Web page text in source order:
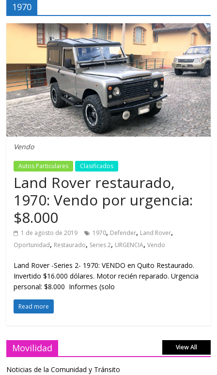
1970
Vendo
Autos Particulares Clasificados
Land Rover restaurado,
1970: Vendo por urgencia:
$8.000
1 de agosto de 2019 1970, Defender, Land Rover,
Oportunidad, Restaurado, Series 2, URGENCIA,Vendo
Land Rover -Series 2- 1970: VENDO en Quito Restaurado.
Invertido $16.000 dólares. Motor recién reparado. Urgencia
personal: $8.000 Informes (solo
Read more
Movilidad View All
Noticias de la Comunidad y Tránsito